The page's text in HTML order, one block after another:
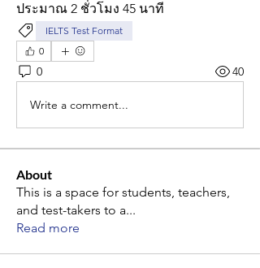
ประมาณ 2 ชั่วโมง 45 นาที
IELTS Test Format
0
0 40
Write a comment...
About
This is a space for students, teachers,
and test-takers to a...
Read more